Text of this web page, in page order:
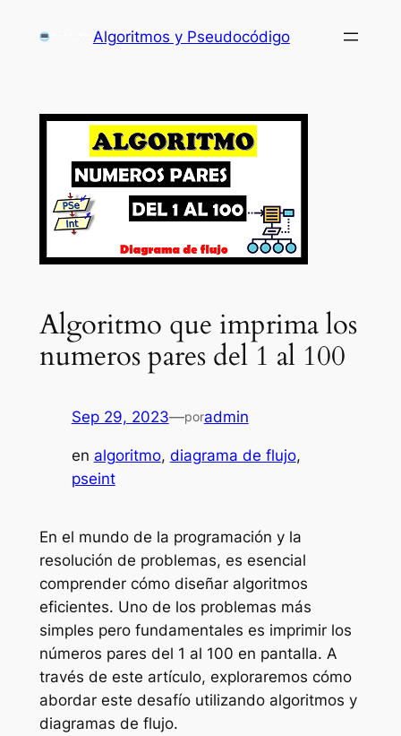
Algoritmos y Pseudocódigo
Algoritmo que imprima los
numeros pares del 1 al 100
Sep 29, 2023—poradmin
en algoritmo, diagrama de flujo
pseint
En el mundo de la programación y la
resolución de problemas, es esencial
comprender cómo diseñar algoritmos
eficientes. Uno de los problemas más
simples pero fundamentales es imprimir los
números pares del 1 al 100 en pantalla. A
través de este artículo, exploraremos cómo
abordar este desafío utilizando algoritmos y
diagramas de flujo.